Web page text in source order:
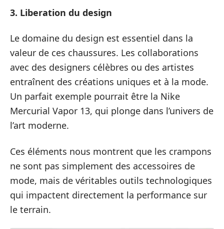
3. Liberation du design
Le domaine du design est essentiel dans la
valeur de ces chaussures. Les collaborations
avec des designers célèbres ou des artistes
entraînent des créations uniques et à la mode.
Un parfait exemple pourrait être la Nike
Mercurial Vapor 13, qui plonge dans l’univers de
l’art moderne.
Ces éléments nous montrent que les crampons
ne sont pas simplement des accessoires de
mode, mais de véritables outils technologiques
qui impactent directement la performance sur
le terrain.